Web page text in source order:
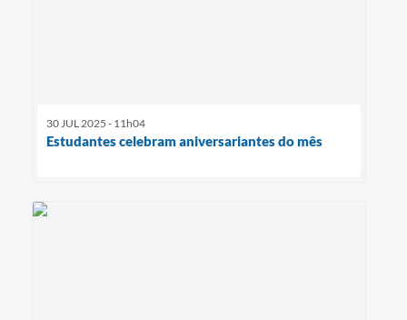
30 JUL 2025 - 11h04
Estudantes celebram aniversariantes do mês